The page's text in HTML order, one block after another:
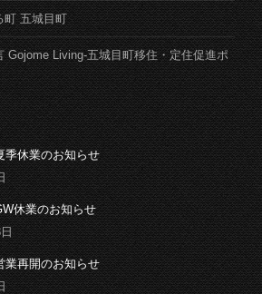
町 五城目町
Gojome Living-五城目町移住・定住促進ポ
季休業のお知らせ
休業のお知らせ
業再開のお知らせ